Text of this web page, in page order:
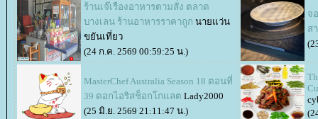
ร้านเจ๊เรืองอาหารตามสั่ง ตลาด
บางเลน ร้านอาหารราคาถูก นายแว่น
ขยันเที่ยว
(24 ก.ค. 2569 00:59:25 น.)
จ
ส
MasterChef Australia Season 18 ตอนที่
39 ดอกไอริสช็อกโกแลต Lady2000
(25 มิ.ย. 2569 21:11:47 น.)